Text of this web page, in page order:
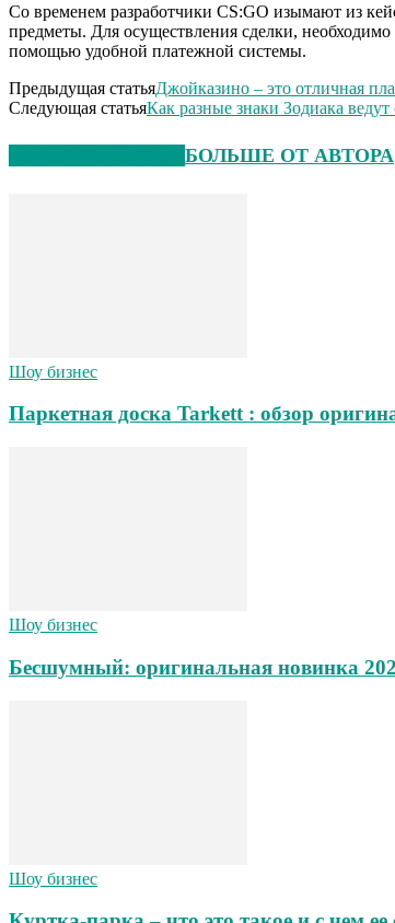
Со временем разработчики CS:GO изымают из
предметы. Для осуществления сделки,
помощью удобной платежной системы.
Предыдущая статьяДжойказино – это отличная
Следующая статьяКак разные знаки Зодиака
БОЛЬШЕ ОТ АВТОРА
Шоу бизнес
Паркетная доска Tarkett : обзор
Шоу бизнес
Бесшумный: оригинальная новинка
Шоу бизнес